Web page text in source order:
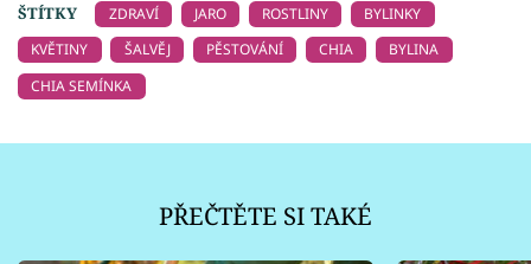
ŠTÍTKY
ZDRAVÍ JARO ROSTLINY
BYLINKY
KVĚTINY
ŠALVĚJ PĚSTOVÁNÍ CHIA
BYLINA
CHIA SEMÍNKA
PŘEČTĚTE SI TAKÉ